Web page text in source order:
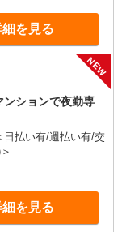
細を見る
NEW
ンションで夜勤専
払い有/週払い有/交
細を見る